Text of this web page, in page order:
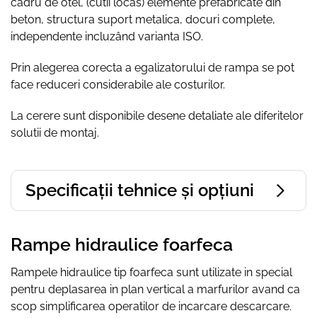
beton, structura suport metalica, docuri complete,
independente incluzând varianta ISO.
Prin alegerea corecta a egalizatorului de rampa se pot
face reduceri considerabile ale costurilor.
La cerere sunt disponibile desene detaliate ale diferitelor
solutii de montaj.
Specificații tehnice și opțiuni
Rampe hidraulice foarfeca
Rampele hidraulice tip foarfeca sunt utilizate in special
pentru deplasarea in plan vertical a marfurilor avand ca
scop simplificarea operatilor de incarcare descarcare.